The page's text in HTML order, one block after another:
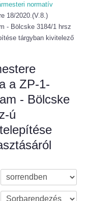
normatív
18/2020.(V.8.)
- Bölcske 3184/1 hrsz
tárgyban kivitelező
a ZP-1-
- Bölcske
ú